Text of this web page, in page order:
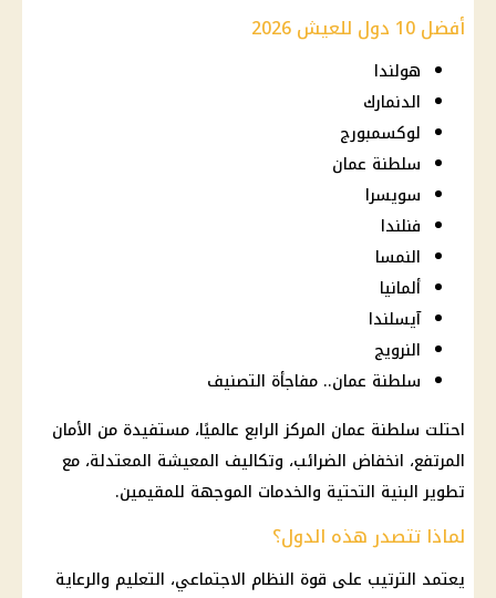
أفضل 10 دول للعيش 2026
هولندا
الدنمارك
لوكسمبورج
سلطنة عمان
سويسرا
فنلندا
النمسا
ألمانيا
آيسلندا
النرويج
سلطنة عمان.. مفاجأة التصنيف
احتلت سلطنة عمان المركز الرابع عالميًا، مستفيدة من الأمان
المرتفع، انخفاض الضرائب، وتكاليف المعيشة المعتدلة، مع
تطوير البنية التحتية والخدمات الموجهة للمقيمين.
لماذا تتصدر هذه الدول؟
يعتمد الترتيب على قوة النظام الاجتماعي، التعليم والرعاية